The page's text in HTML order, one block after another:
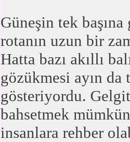
Güneşin tek
rotanın uzun bir
Hatta bazı akıllı
gözükmesi ayın da
gösteriyordu.
bahsetmek
insanlara rehber